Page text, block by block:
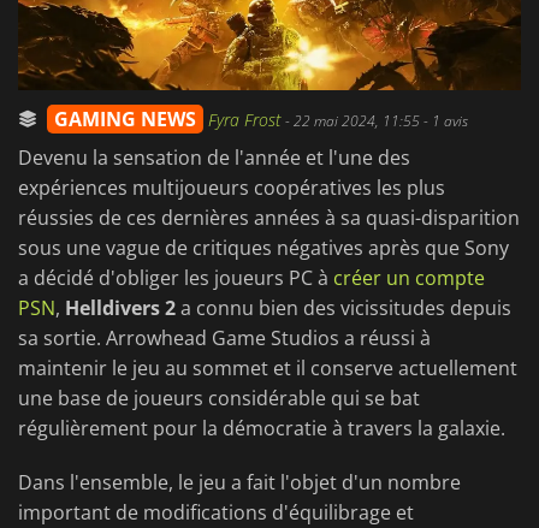
GAMING NEWS Fyra Frost-22 mai 2024, 11:55- 1 avis
Devenu la sensation de l'année et l'une des
expériences multijoueurs coopératives les plus
réussies de ces dernières années à sa quasi-disparition
sous une vague de critiques négatives après que Sony
a décidé d'obliger les joueurs PC à créer un compte
PSN, Helldivers 2a connu bien des vicissitudes depuis
sa sortie. Arrowhead Game Studios a réussi à
maintenir le jeu au sommet et il conserve actuellement
une base de joueurs considérable qui se bat
régulièrement pour la démocratie à travers la galaxie.
Dans l'ensemble, le jeu a fait l'objet d'un nombre
important de modifications d'équilibrage et